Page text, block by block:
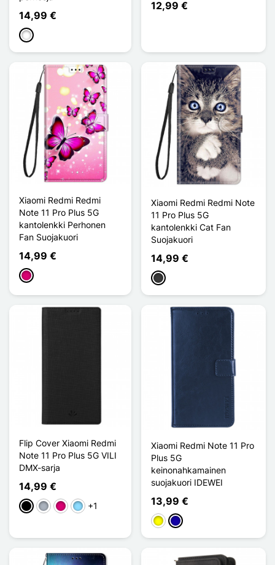
14,99 €
Valkoinen
12,99 €
Xiaomi Redmi Redmi
Note 11 Pro Plus 5G
kantolenkki Perhonen
Fan Suojakuori
14,99 €
Magenta
Xiaomi Redmi Redmi Note
11 Pro Plus 5G
kantolenkki Cat Fan
Suojakuori
14,99 €
Gris foncé
Flip Cover Xiaomi Redmi
Note 11 Pro Plus 5G VILI
DMX-sarja
14,99 €
MustaHarmaaMagenta
Bleu Clair
+1
Xiaomi Redmi Note 11 Pro
Plus 5G
keinonahkamainen
suojakuori IDEWEI
13,99 €
KeltainenBleu Foncé